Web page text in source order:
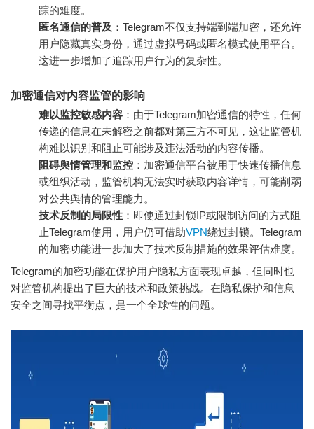
踪的难度。
匿名通信的普及 ：Telegram不仅支持端到端加密，还允许
用户隐藏真实身份，通过虚拟号码或匿名模式使用平台。
这进一步增加了追踪用户行为的复杂性。
加密通信对内容监管的影响
难以监控敏感内容 ：由于Telegram加密通信的特性，任何
传递的信息在未解密之前都对第三方不可见，这让监管机
构难以识别和阻止可能涉及违法活动的内容传播。
阻碍舆情管理和监控 ：加密通信平台被用于快速传播信息
或组织活动，监管机构无法实时获取内容详情，可能削弱
对公共舆情的管理能力。
技术反制的局限性 ：即使通过封锁IP或限制访问的方式阻
止Telegram使用，用户仍可借助VPN绕过封锁。Telegram
的加密功能进一步加大了技术反制措施的效果评估难度。
Telegram的加密功能在保护用户隐私方面表现卓越，但同时也
对监管机构提出了巨大的技术和政策挑战。在隐私保护和信息
安全之间寻找平衡点，是一个全球性的问题。